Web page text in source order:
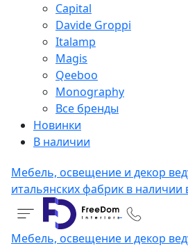
Capital
Davide Groppi
Italamp
Magis
Qeeboo
Monography
Все бренды
Новинки
В наличии
Мебель, освещение и декор
итальянских фабрик в наличии
Мебель, освещение и декор